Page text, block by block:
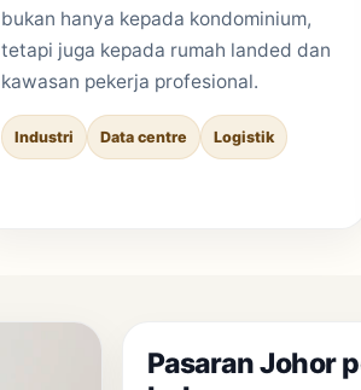
bukan hanya kepada kondominium,
tetapi juga kepada rumah landed dan
kawasan pekerja profesional.
Industri Data centre Logistik
Pasaran Johor